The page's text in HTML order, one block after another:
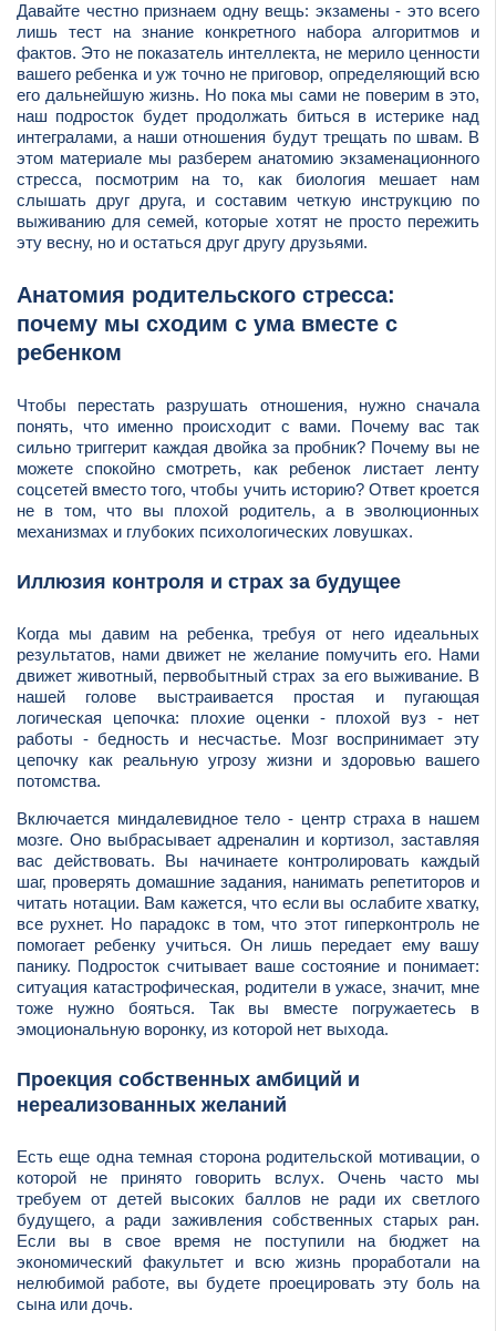
Давайте честно признаем одну вещь: экзамены - это всего
лишь тест на знание конкретного набора алгоритмов и
фактов. Это не показатель интеллекта, не мерило ценности
вашего ребенка и уж точно не приговор, определяющий всю
его дальнейшую жизнь. Но пока мы сами не поверим в это,
наш подросток будет продолжать биться в истерике над
интегралами, а наши отношения будут трещать по швам. В
этом материале мы разберем анатомию экзаменационного
стресса, посмотрим на то, как биология мешает нам
слышать друг друга, и составим четкую инструкцию по
выживанию для семей, которые хотят не просто пережить
эту весну, но и остаться друг другу друзьями.
Анатомия родительского стресса:
почему мы сходим с ума вместе с
ребенком
Чтобы перестать разрушать отношения, нужно сначала
понять, что именно происходит с вами. Почему вас так
сильно триггерит каждая двойка за пробник? Почему вы не
можете спокойно смотреть, как ребенок листает ленту
соцсетей вместо того, чтобы учить историю? Ответ кроется
не в том, что вы плохой родитель, а в эволюционных
механизмах и глубоких психологических ловушках.
Иллюзия контроля и страх за будущее
Когда мы давим на ребенка, требуя от него идеальных
результатов, нами движет не желание помучить его. Нами
движет животный, первобытный страх за его выживание. В
нашей голове выстраивается простая и пугающая
логическая цепочка: плохие оценки - плохой вуз - нет
работы - бедность и несчастье. Мозг воспринимает эту
цепочку как реальную угрозу жизни и здоровью вашего
потомства.
Включается миндалевидное тело - центр страха в нашем
мозге. Оно выбрасывает адреналин и кортизол, заставляя
вас действовать. Вы начинаете контролировать каждый
шаг, проверять домашние задания, нанимать репетиторов и
читать нотации. Вам кажется, что если вы ослабите хватку,
все рухнет. Но парадокс в том, что этот гиперконтроль не
помогает ребенку учиться. Он лишь передает ему вашу
панику. Подросток считывает ваше состояние и понимает:
ситуация катастрофическая, родители в ужасе, значит, мне
тоже нужно бояться. Так вы вместе погружаетесь в
эмоциональную воронку, из которой нет выхода.
Проекция собственных амбиций и
нереализованных желаний
Есть еще одна темная сторона родительской мотивации, о
которой не принято говорить вслух. Очень часто мы
требуем от детей высоких баллов не ради их светлого
будущего, а ради заживления собственных старых ран.
Если вы в свое время не поступили на бюджет на
экономический факультет и всю жизнь проработали на
нелюбимой работе, вы будете проецировать эту боль на
сына или дочь.